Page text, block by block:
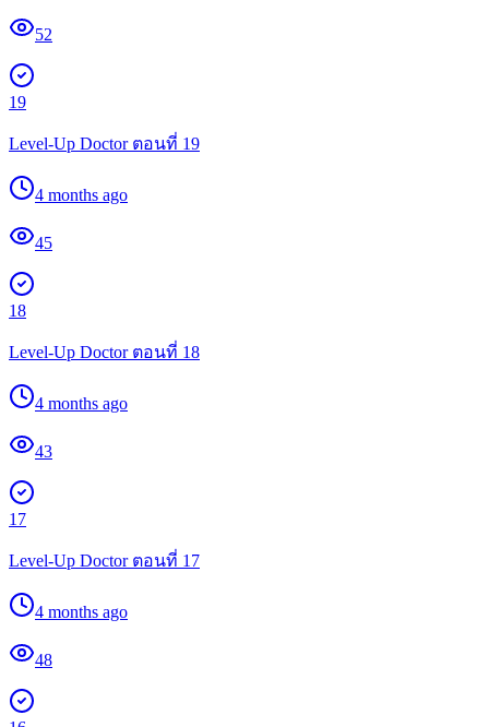
52
19
Level-Up Doctor ตอนที่ 19
4 months ago
45
18
Level-Up Doctor ตอนที่ 18
4 months ago
43
17
Level-Up Doctor ตอนที่ 17
4 months ago
48